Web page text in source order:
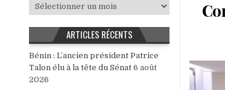
Archives
ARTICLES RÉCENTS
Bénin : L’ancien président Patrice
Talon élu à la tête du Sénat 6 août
2026